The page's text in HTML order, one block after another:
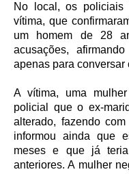
No local, os policiais
vítima, que
um homem de 28
acusações,
apenas para conversar
A vítima, uma
policial que o ex-
alterado, fazendo
informou ainda que
meses e que já
anteriores. A mulher